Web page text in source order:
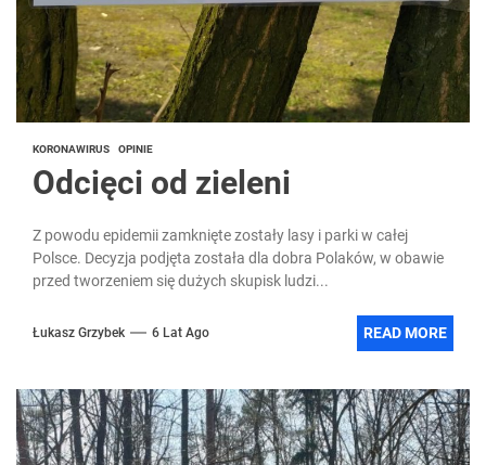
KORONAWIRUS OPINIE
Odcięci od zieleni
Z powodu epidemii zamknięte zostały lasy i parki w całej
Polsce. Decyzja podjęta została dla dobra Polaków, w obawie
przed tworzeniem się dużych skupisk ludzi...
Łukasz Grzybek 6 Lat Ago READ MORE